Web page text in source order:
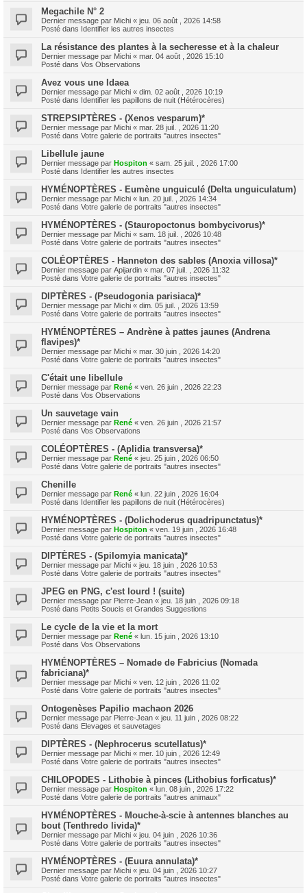
Megachile N° 2
Dernier message par Michi « jeu. 06 août , 2026 14:58
Posté dans Identifier les autres insectes
La résistance des plantes à la secheresse et à la chaleur
Dernier message par Michi « mar. 04 août , 2026 15:10
Posté dans Vos Observations
Avez vous une Idaea
Dernier message par Michi « dim. 02 août , 2026 10:19
Posté dans Identifier les papillons de nuit (Hétérocères)
STREPSIPTÈRES - (Xenos vesparum)*
Dernier message par Michi « mar. 28 juil. , 2026 11:20
Posté dans Votre galerie de portraits "autres insectes"
Libellule jaune
Dernier message par Hospiton « sam. 25 juil. , 2026 17:00
Posté dans Identifier les autres insectes
HYMÉNOPTÈRES - Eumène unguiculé (Delta unguiculatum)
Dernier message par Michi « lun. 20 juil. , 2026 14:34
Posté dans Votre galerie de portraits "autres insectes"
HYMÉNOPTÈRES - (Stauropoctonus bombycivorus)*
Dernier message par Michi « sam. 18 juil. , 2026 10:48
Posté dans Votre galerie de portraits "autres insectes"
COLÉOPTÈRES - Hanneton des sables (Anoxia villosa)*
Dernier message par Apijardin « mar. 07 juil. , 2026 11:32
Posté dans Votre galerie de portraits "autres insectes"
DIPTÈRES - (Pseudogonia parisiaca)*
Dernier message par Michi « dim. 05 juil. , 2026 13:59
Posté dans Votre galerie de portraits "autres insectes"
HYMÉNOPTÈRES – Andrène à pattes jaunes (Andrena
flavipes)*
Dernier message par Michi « mar. 30 juin , 2026 14:20
Posté dans Votre galerie de portraits "autres insectes"
C'était une libellule
Dernier message par René « ven. 26 juin , 2026 22:23
Posté dans Vos Observations
Un sauvetage vain
Dernier message par René « ven. 26 juin , 2026 21:57
Posté dans Vos Observations
COLÉOPTÈRES - (Aplidia transversa)*
Dernier message par René « jeu. 25 juin , 2026 06:50
Posté dans Votre galerie de portraits "autres insectes"
Chenille
Dernier message par René « lun. 22 juin , 2026 16:04
Posté dans Identifier les papillons de nuit (Hétérocères)
HYMÉNOPTÈRES - (Dolichoderus quadripunctatus)*
Dernier message par Hospiton « ven. 19 juin , 2026 16:48
Posté dans Votre galerie de portraits "autres insectes"
DIPTÈRES - (Spilomyia manicata)*
Dernier message par Michi « jeu. 18 juin , 2026 10:53
Posté dans Votre galerie de portraits "autres insectes"
JPEG en PNG, c'est lourd ! (suite)
Dernier message par Pierre-Jean « jeu. 18 juin , 2026 09:18
Posté dans Petits Soucis et Grandes Suggestions
Le cycle de la vie et la mort
Dernier message par René « lun. 15 juin , 2026 13:10
Posté dans Vos Observations
HYMÉNOPTÈRES – Nomade de Fabricius (Nomada
fabriciana)*
Dernier message par Michi « ven. 12 juin , 2026 11:02
Posté dans Votre galerie de portraits "autres insectes"
Ontogenèses Papilio machaon 2026
Dernier message par Pierre-Jean « jeu. 11 juin , 2026 08:22
Posté dans Elevages et sauvetages
DIPTÈRES - (Nephrocerus scutellatus)*
Dernier message par Michi « mer. 10 juin , 2026 12:49
Posté dans Votre galerie de portraits "autres insectes"
CHILOPODES - Lithobie à pinces (Lithobius forficatus)*
Dernier message par Hospiton « lun. 08 juin , 2026 17:22
Posté dans Votre galerie de portraits "autres animaux"
HYMÉNOPTÈRES - Mouche-à-scie à antennes blanches au
bout (Tenthredo livida)*
Dernier message par Michi « jeu. 04 juin , 2026 10:36
Posté dans Votre galerie de portraits "autres insectes"
HYMÉNOPTÈRES - (Euura annulata)*
Dernier message par Michi « jeu. 04 juin , 2026 10:27
Posté dans Votre galerie de portraits "autres insectes"